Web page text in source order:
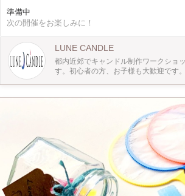
準備中
次の開催をお楽しみに！
LUNE CANDLE
都内近郊でキャンドル制作ワークショ
す。初心者の方、お子様も大歓迎です。